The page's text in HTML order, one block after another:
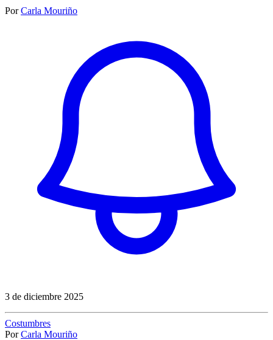
Por Carla Mouriño
3 de diciembre 2025
Costumbres
Por Carla Mouriño